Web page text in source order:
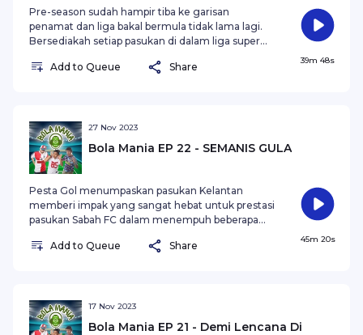
Pre-season sudah hampir tiba ke garisan
penamat dan liga bakal bermula tidak lama lagi.
Bersediakah setiap pasukan di dalam liga super
mencabar kali ini. Tumpuan sudah semestinya
separuh akhir Zona Asean. Tapi, perubahan besar
yang berlaku dalam kelab sudah pastinya
memberikan corak baru untuk percaturan liga kali
ini. Sama-s
Add to Queue Share
39m 48s
27 Nov 2023
Bola Mania EP 22 - SEMANIS GULA
Pesta Gol menumpaskan pasukan Kelantan
memberi impak yang sangat hebat untuk prestasi
pasukan Sabah FC dalam menempuh beberapa
Darren Lok menjadi hero Harimau Malaya di Bumi
naturalisasi, dan banyak lagi cerita di Bola Mania
kali ini. Ekslusif hanya di Bola Mania. Jom Dengar!
Add to Queue Share
45m 20s
17 Nov 2023
Bola Mania EP 21 - Demi Lencana Di